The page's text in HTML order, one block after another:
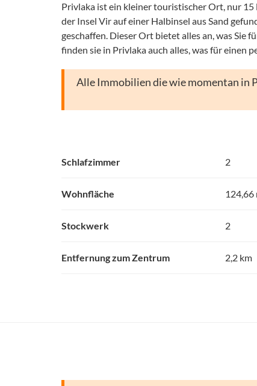
Privlaka ist ein kleiner touristischer Ort, nur
der Insel Vir auf einer Halbinsel aus Sand
geschaffen. Dieser Ort bietet alles an, was Sie
finden sie in Privlaka auch alles, was für einen
Alle Immobilien die wie momentan in
Schlafzimmer 2
Wohnfläche 124,66
Stockwerk 2
Entfernung zum Zentrum 2,2 km